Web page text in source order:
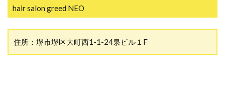
hair salon greed NEO
住所：堺市堺区大町西1-1-24泉ビル１F